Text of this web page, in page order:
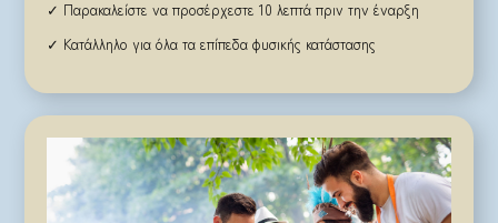
✓ Παρακαλείστε να προσέρχεστε 10 λεπτά πριν την έναρξη
✓ Κατάλληλο για όλα τα επίπεδα φυσικής κατάστασης